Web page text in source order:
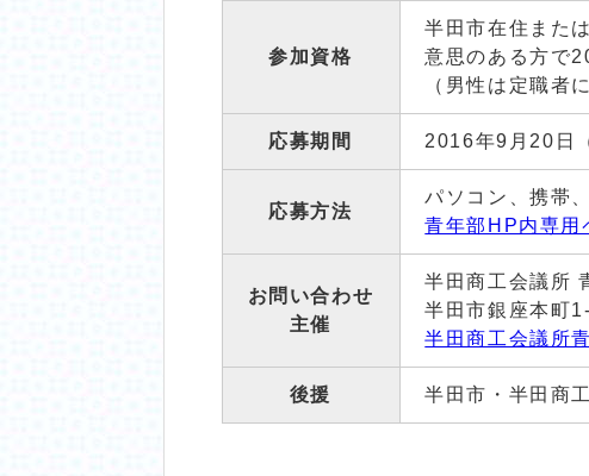
参加資格
半田市在住また
意思のある方で
（男性は定職者
応募期間 2016年9月20日
応募方法
パソコン、携帯
青年部HP内専用
お問い合わせ
主催
半田商工会議所
半田市銀座本
半田商工会議所
後援 半田市・半田商